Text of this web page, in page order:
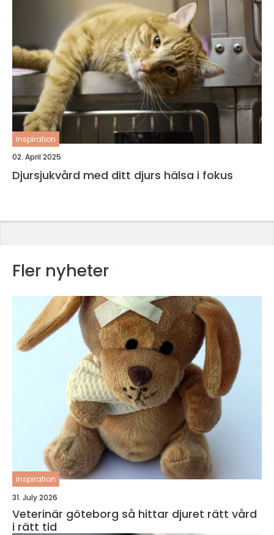
inspiration
02. April 2025
Djursjukvård med ditt djurs hälsa i fokus
Fler nyheter
inspiration
31. July 2026
Veterinär göteborg så hittar djuret rätt vård
i rätt tid